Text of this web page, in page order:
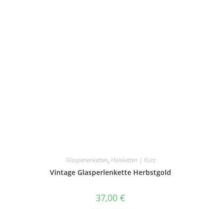
Glasperlenketten, Halsketten | Kurz
Vintage Glasperlenkette Herbstgold
37,00 €